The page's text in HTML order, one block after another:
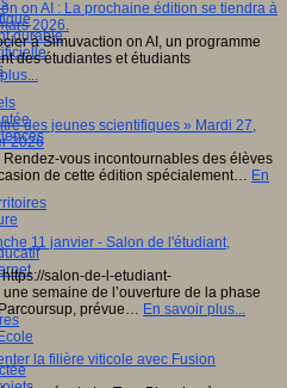
durable
on AI : La prochaine édition se tiendra à
2026.
à Simuvaction on AI, un programme
des étudiantes et étudiants
des jeunes scientifiques » Mardi 27,
2026
vous incontournables des élèves
de cette édition spécialement… En
11 janvier - Salon de l'étudiant,
salon-de-l-etudiant-
semaine de l’ouverture de la phase
prévue… En savoir plus...
la filière viticole avec Fusion